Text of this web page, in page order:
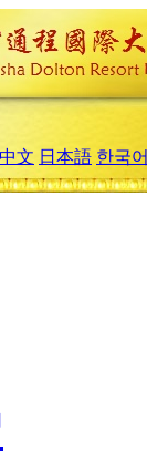
文 日本語 한국어